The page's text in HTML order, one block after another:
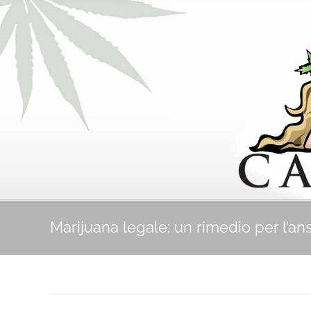
Marijuana legale: un rimedio per